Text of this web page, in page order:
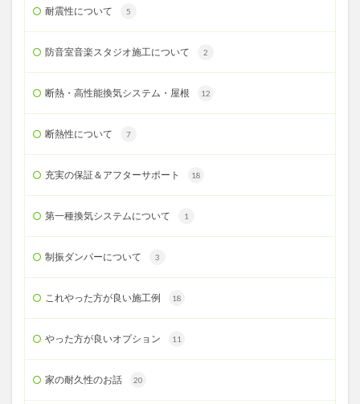
耐震性について 5
防音室音楽スタジオ施工について 2
断熱・高性能換気システム・屋根 12
断熱性について 7
充実の保証＆アフターサポート 18
第一種換気システムについて 1
制振ダンパーについて 3
これやった方が良い施工例 18
やった方が良いオプション 11
家の耐久性のお話 20